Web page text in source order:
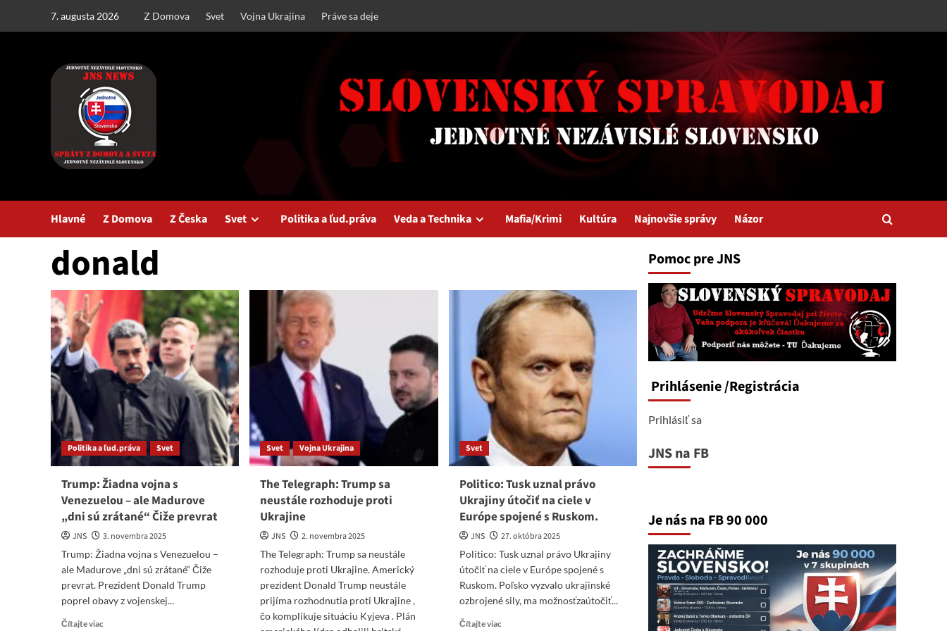
7. augusta 2026 Z Domova Svet Vojna Ukrajina Práve sa deje
Hlavné Z Domova Z Česka Svet Politika a ľud.práva Veda a Technika Mafia/Krimi Kultúra Najnovšie správy Názor
donald
Politika a ľud.práva Svet
Trump: Žiadna vojna s
Venezuelou – ale Madurove
„dni sú zrátané“ Čiže prevrat
JNS
3. novembra 2025
Trump: Žiadna vojna s Venezuelou –
ale Madurove „dni sú zrátané“ Čiže
prevrat. Prezident Donald Trump
poprel obavy z vojenskej...
Čítajte viac
Svet Vojna Ukrajina
The Telegraph: Trump sa
neustále rozhoduje proti
Ukrajine
JNS
2. novembra 2025
The Telegraph: Trump sa neustále
rozhoduje proti Ukrajine. Americký
prezident Donald Trump neustále
prijíma rozhodnutia proti Ukrajine ,
čo komplikuje situáciu Kyjeva . Plán
Svet
Politico: Tusk uznal právo
Ukrajiny útočiť na ciele v
Európe spojené s Ruskom.
JNS
27. októbra 2025
Politico: Tusk uznal právo Ukrajiny
útočiť na ciele v Európe spojené s
Ruskom. Poľsko vyzvalo ukrajinské
ozbrojené sily, ma možnosťzaútočiť...
Čítajte viacRead
Pomoc pre JNS
Prihlásenie/Registrácia
Prihlásiť sa
JNS na FB
Je nás na FB 90 000